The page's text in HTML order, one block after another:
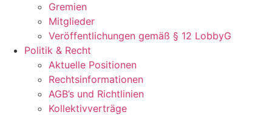
Gremien
Mitglieder
Veröffentlichungen gemäß § 12 LobbyG
Politik & Recht
Aktuelle Positionen
Rechtsinformationen
AGB’s und Richtlinien
Kollektivverträge